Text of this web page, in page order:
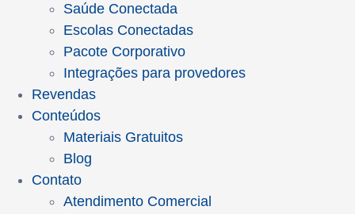
Saúde Conectada
Escolas Conectadas
Pacote Corporativo
Integrações para provedores
Revendas
Conteúdos
Materiais Gratuitos
Blog
Contato
Atendimento Comercial